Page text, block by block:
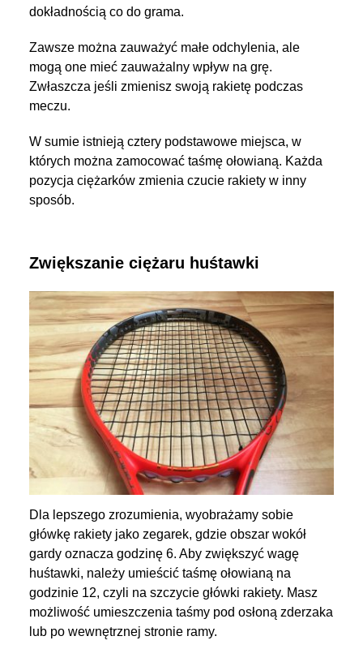
dokładnością co do grama.
Zawsze można zauważyć małe odchylenia, ale
mogą one mieć zauważalny wpływ na grę.
Zwłaszcza jeśli zmienisz swoją rakietę podczas
meczu.
W sumie istnieją cztery podstawowe miejsca, w
których można zamocować taśmę ołowianą. Każda
pozycja ciężarków zmienia czucie rakiety w inny
sposób.
Zwiększanie ciężaru huśtawki
Dla lepszego zrozumienia, wyobrażamy sobie
główkę rakiety jako zegarek, gdzie obszar wokół
gardy oznacza godzinę 6. Aby zwiększyć wagę
huśtawki, należy umieścić taśmę ołowianą na
godzinie 12, czyli na szczycie główki rakiety. Masz
możliwość umieszczenia taśmy pod osłoną zderzaka
lub po wewnętrznej stronie ramy.